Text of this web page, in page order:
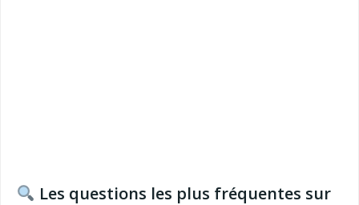
Les questions les plus fréquentes sur